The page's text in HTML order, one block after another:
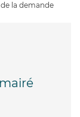
la demande